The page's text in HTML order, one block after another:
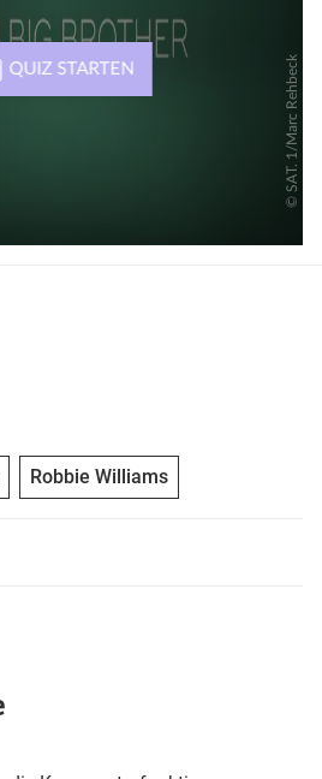
Robbie Williams